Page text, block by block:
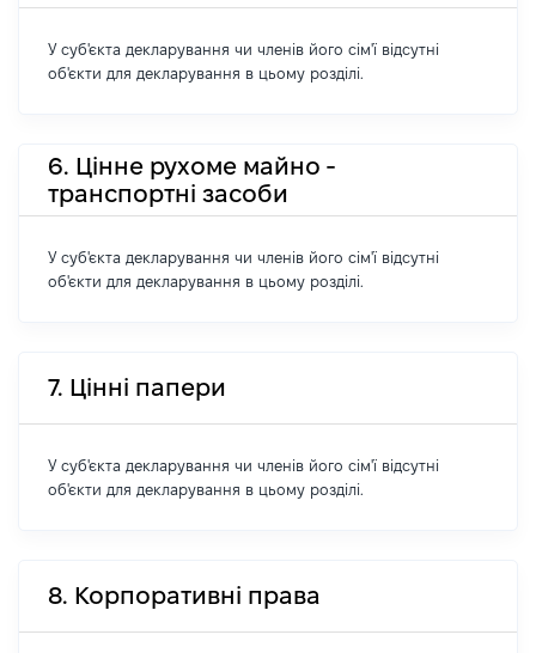
У суб'єкта декларування чи членів його сім'ї відсутні
об'єкти для декларування в цьому розділі.
6. Цінне рухоме майно -
транспортні засоби
У суб'єкта декларування чи членів його сім'ї відсутні
об'єкти для декларування в цьому розділі.
7. Цінні папери
У суб'єкта декларування чи членів його сім'ї відсутні
об'єкти для декларування в цьому розділі.
8. Корпоративні права